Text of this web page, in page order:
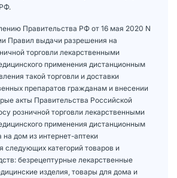
Правительства РФ от 16 мая 2020 N
Правил выдачи разрешения на
торговли лекарственными
применения дистанционным
такой торговли и доставки
препаратов гражданам и внесении
акты Правительства Российской
розничной торговли лекарственными
применения дистанционным
дом из интернет-аптеки
следующих категорий товаров и
безрецептурные лекарственные
изделия, товары для дома и